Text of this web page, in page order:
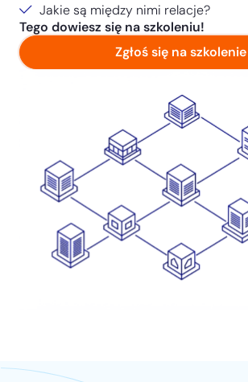
Jakie są między nimi relacje?
Tego dowiesz się na szkoleniu!
Zgłoś się na szkolenie